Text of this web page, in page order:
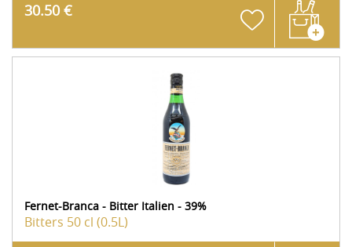
30.50 €
Fernet-Branca - Bitter Italien - 39%
Bitters 50 cl (0.5L)